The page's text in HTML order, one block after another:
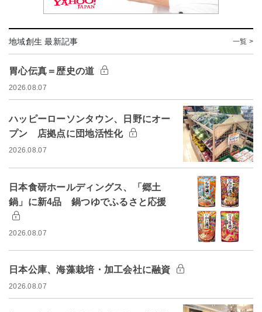
地域創生 最新記事 一覧 >
胃心伝真＝歴史の道
2026.08.07
ハッピーローソンタウン、日野にオー
プン 店拠点に団地活性化
2026.08.07
日本食研ホールディングス、「郷土
鍋」に新4品 鍋つゆでふるさと応援
2026.08.07
日本公庫、海藻栽培・加工会社に融資
2026.08.07